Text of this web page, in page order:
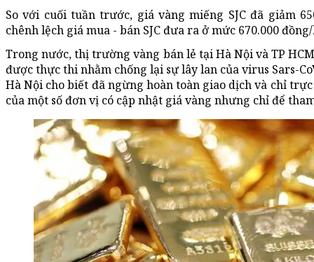
So với cuối tuần trước, giá vàng miếng SJC đã giảm
chênh lệch giá mua - bán SJC đưa ra ở mức 670.000
Trong nước, thị trường vàng bán lẻ tại Hà Nội và TP
được thực thi nhằm chống lại sự lây lan của virus Sars-
Hà Nội cho biết đã ngừng hoàn toàn giao dịch và chỉ
của một số đơn vị có cập nhật giá vàng nhưng chỉ để